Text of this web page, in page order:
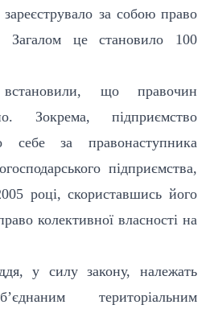
зареєструвало за собою право
Загалом це становило 100
що правочин
Зокрема, підприємство
себе за правонаступника
підприємства,
році, скориставшись його
колективної власності на
у силу закону, належать
територіальним